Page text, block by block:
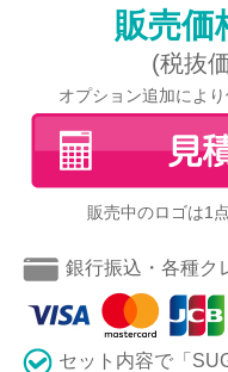
販売価
(税抜
オプション追加によ
販売中のロゴは1
銀行振込・各種ク
セット内容で「